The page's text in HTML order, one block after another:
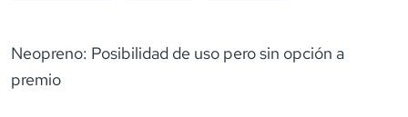
Neopreno: Posibilidad de uso pero sin opción a
premio